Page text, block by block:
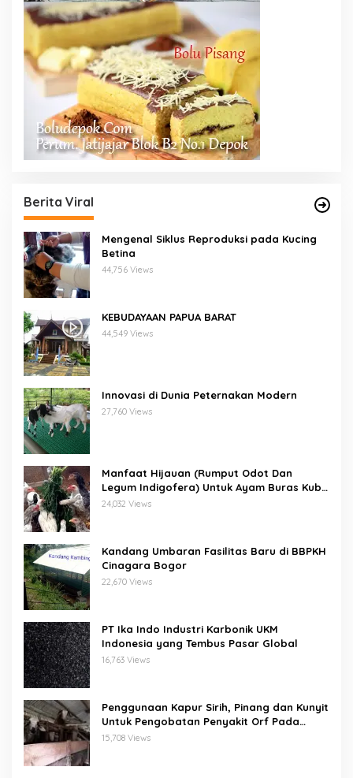
Berita Viral
Mengenal Siklus Reproduksi pada Kucing
Betina
44,756 Views
KEBUDAYAAN PAPUA BARAT
44,549 Views
Innovasi di Dunia Peternakan Modern
27,760 Views
Manfaat Hijauan (Rumput Odot Dan
Legum Indigofera) Untuk Ayam Buras Kub
Dan Sensi
24,032 Views
Kandang Umbaran Fasilitas Baru di BBPKH
Cinagara Bogor
22,670 Views
PT Ika Indo Industri Karbonik UKM
Indonesia yang Tembus Pasar Global
16,763 Views
Penggunaan Kapur Sirih, Pinang dan Kunyit
Untuk Pengobatan Penyakit Orf Pada
Domba/Kambing
15,708 Views